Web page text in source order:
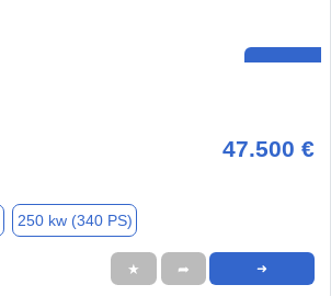
47.500 €
250 kw (340 PS)
★ ➦ ➜